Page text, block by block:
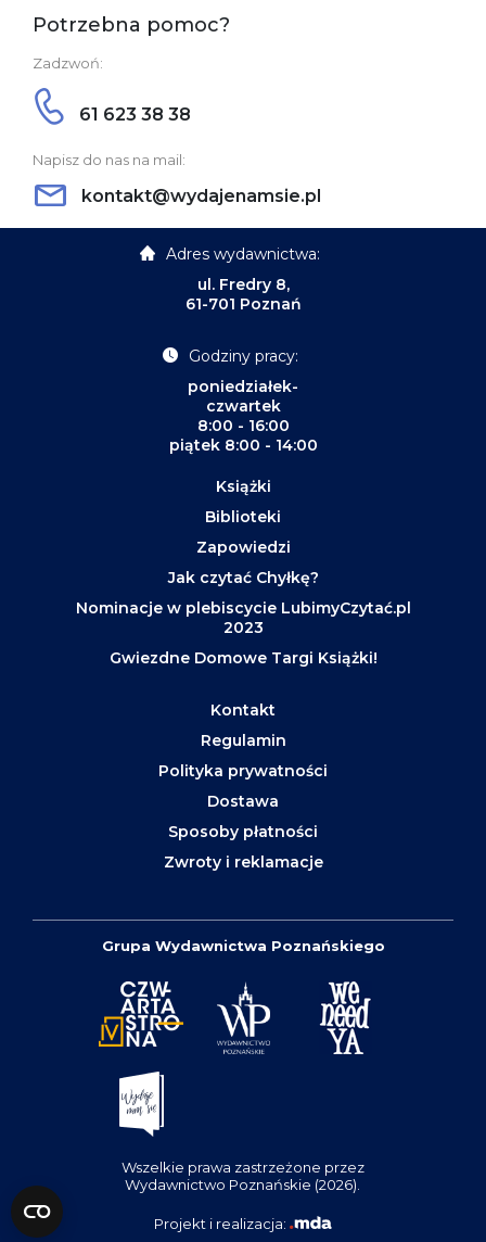
Potrzebna pomoc?
Zadzwoń:
61 623 38 38
Napisz do nas na mail:
kontakt@wydajenamsie.pl
Adres wydawnictwa:
ul. Fredry 8,
61-701 Poznań
Godziny pracy:
poniedziałek-
czwartek
8:00 - 16:00
piątek 8:00 - 14:00
Książki
Biblioteki
Zapowiedzi
Jak czytać Chyłkę?
Nominacje w plebiscycie LubimyCzytać.pl
2023
Gwiezdne Domowe Targi Książki!
Kontakt
Regulamin
Polityka prywatności
Dostawa
Sposoby płatności
Zwroty i reklamacje
Grupa Wydawnictwa Poznańskiego
Wszelkie prawa zastrzeżone przez
Wydawnictwo Poznańskie (2026).
Projekt i realizacja: